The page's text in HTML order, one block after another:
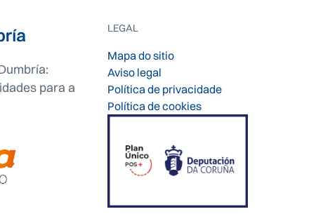
para a
LEGAL
Mapa do sitio
Aviso legal
Política de privacidade
Política de cookies